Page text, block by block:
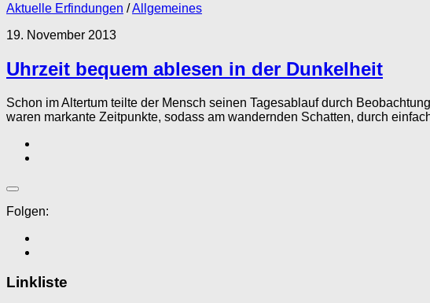
Aktuelle Erfindungen /Allgemeines
19. November 2013
Uhrzeit bequem ablesen in der Dunkelheit
Schon im Altertum teilte der Mensch seinen Tagesablauf durch
waren markante Zeitpunkte, sodass am wandernden Schatten, durch
Folgen:
Linkliste